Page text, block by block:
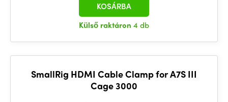
Külső raktáron 4 db
KOSÁRBA
SmallRig HDMI Cable Clamp for A7S III
Cage 3000